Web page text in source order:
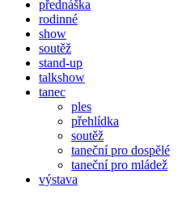
přednáška
rodinné
show
soutěž
stand-up
talkshow
tanec
ples
přehlídka
soutěž
taneční pro dospělé
taneční pro mládež
výstava